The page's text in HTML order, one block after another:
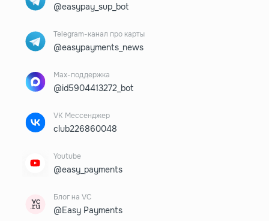
@easypay_sup_bot
Telegram-канал про карты
@easypayments_news
Max-поддержка
@id5904413272_bot
VK Мессенджер
club226860048
Youtube
@easy_payments
Блог на VC
@Easy Payments